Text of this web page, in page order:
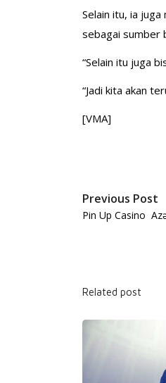
Selain itu, ia
sebagai sumber
“Selain itu juga
“Jadi kita akan
[VMA]
Previous Post
Pin Up Casino
Related post